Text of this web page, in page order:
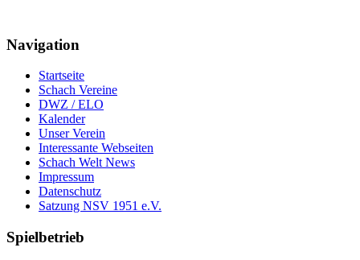
Navigation
Startseite
Schach Vereine
DWZ / ELO
Kalender
Unser Verein
Interessante Webseiten
Schach Welt News
Impressum
Datenschutz
Satzung NSV 1951 e.V.
Spielbetrieb